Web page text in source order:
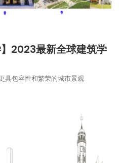
】2023最新全球建筑学
具包容性和繁荣的城市景观